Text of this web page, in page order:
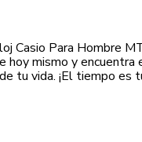
Casio Para Hombre
hoy mismo y
tu vida. ¡El tiempo es